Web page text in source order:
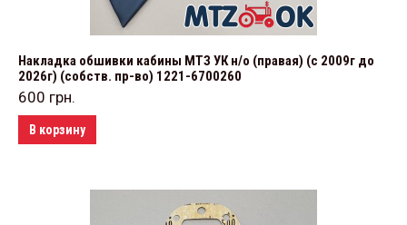
Накладка обшивки кабины МТЗ УК н/о (правая) (с 2009г до
2026г) (собств. пр-во) 1221-6700260
600 грн.
В корзину